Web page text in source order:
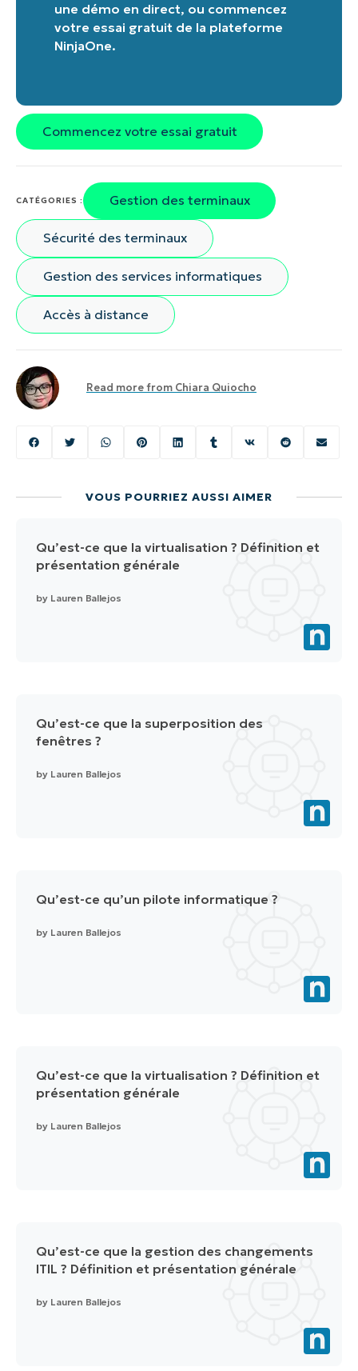
une démo en direct, ou commencez
votre essai gratuit de la plateforme
NinjaOne.
Commencez votre essai gratuit
CATÉGORIES : Gestion des terminaux
Sécurité des terminaux
Gestion des services informatiques
Accès à distance
Read more from Chiara Quiocho
VOUS POURRIEZ AUSSI AIMER
Qu’est-ce que la virtualisation ? Définition et
présentation générale
by Lauren Ballejos
Qu’est-ce que la superposition des
fenêtres ?
by Lauren Ballejos
Qu’est-ce qu’un pilote informatique ?
by Lauren Ballejos
Qu’est-ce que la virtualisation ? Définition et
présentation générale
by Lauren Ballejos
Qu’est-ce que la gestion des changements
ITIL ? Définition et présentation générale
by Lauren Ballejos